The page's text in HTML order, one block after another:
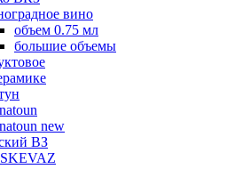
вино
объем 0.75 мл
большие объемы
new
ВЗ